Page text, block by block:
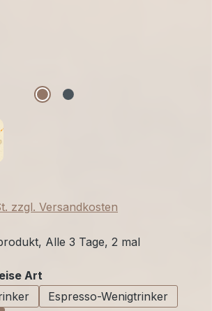
zzgl. Versandkosten
Alle 3 Tage, 2 mal
Art
Espresso-Wenigtrinker